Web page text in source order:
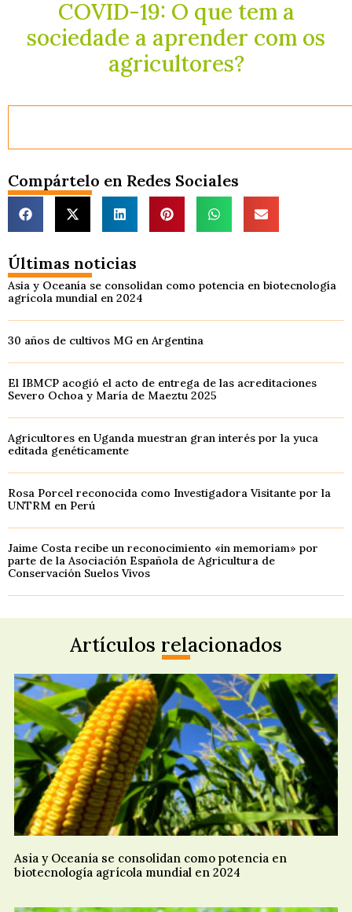
COVID-19: O que tem a
sociedade a aprender com os
agricultores?
Compártelo en Redes Sociales
Últimas noticias
Asia y Oceanía se consolidan como potencia en biotecnología
agrícola mundial en 2024
30 años de cultivos MG en Argentina
El IBMCP acogió el acto de entrega de las acreditaciones
Severo Ochoa y María de Maeztu 2025
Agricultores en Uganda muestran gran interés por la yuca
editada genéticamente
Rosa Porcel reconocida como Investigadora Visitante por la
UNTRM en Perú
Jaime Costa recibe un reconocimiento «in memoriam» por
parte de la Asociación Española de Agricultura de
Conservación Suelos Vivos
Artículos relacionados
Asia y Oceanía se consolidan como potencia en
biotecnología agrícola mundial en 2024